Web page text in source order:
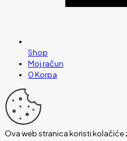
Shop
Moj račun
0Korpa
Ova web stranica koristi